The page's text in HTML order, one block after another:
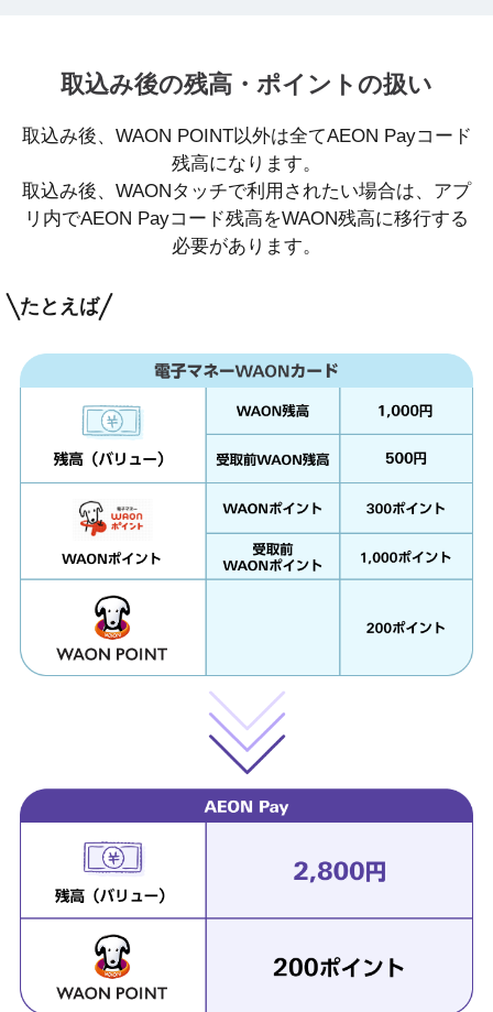
取込み後の残高・ポイントの扱い
取込み後、WAON POINT以外は全てAEON Payコード
残高になります。
取込み後、WAONタッチで利用されたい場合は、アプ
リ内でAEON Payコード残高をWAON残高に移行する
必要があります。
たとえば